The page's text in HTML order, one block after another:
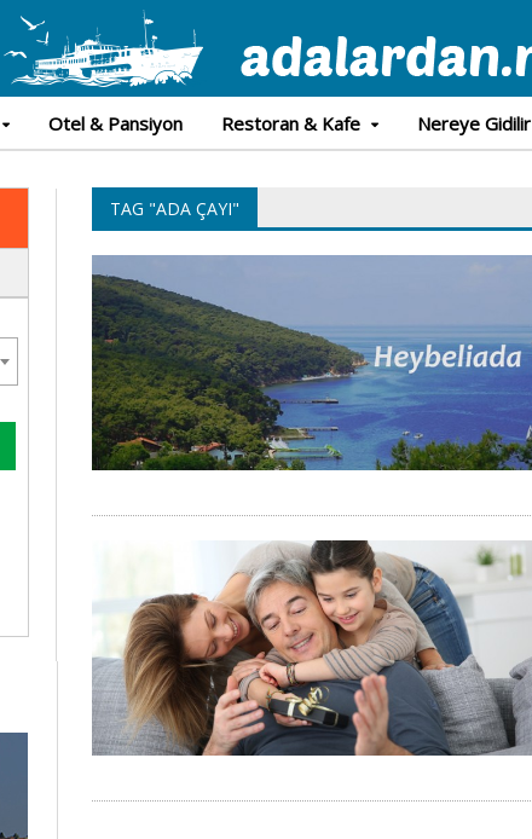
Otel & Pansiyon Restoran & Kafe Nereye Gidilir
TAG "ADA ÇAYI"